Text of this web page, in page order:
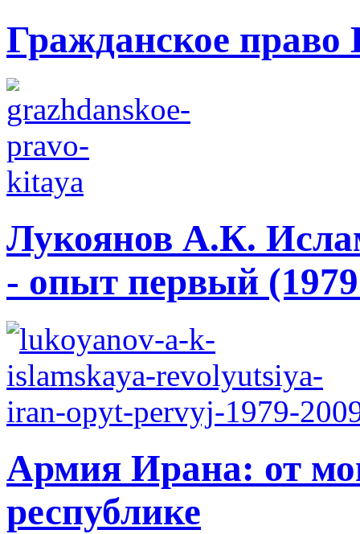
Гражданское право
Лукоянов А.К.
- опыт первый
Армия Ирана: от
республике